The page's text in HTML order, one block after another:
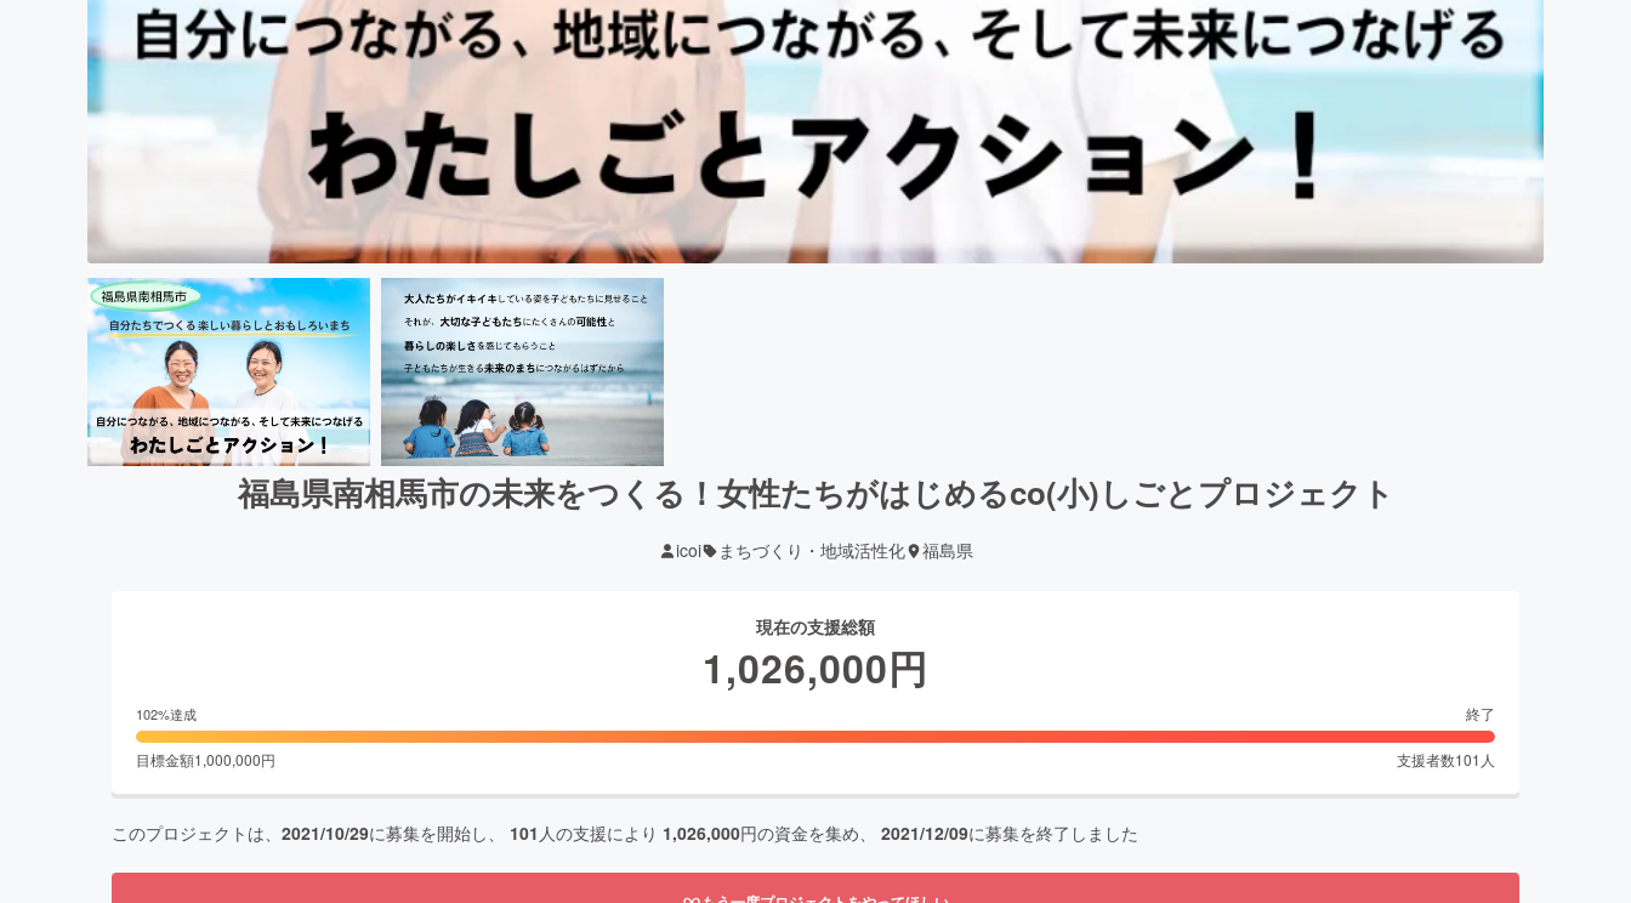
福島県南相馬市の未来をつくる！女性たちがはじめるco(小)しごとプロジェクト
icoi まちづくり・地域活性化 福島県
現在の支援総額
1,026,000円
102%達成 終了
目標金額1,000,000円 支援者数101 人
このプロジェクトは、 2021/10/29に募集を開始し、 101 人の支援により 1,026,000円の資金を集め、 2021/12/09に募集を終了しました